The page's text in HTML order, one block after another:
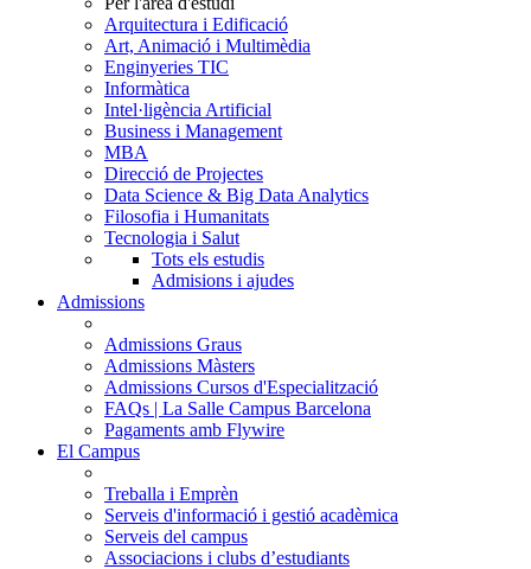
Arquitectura i Edificació
Art, Animació i Multimèdia
Enginyeries TIC
Informàtica
Intel·ligència Artificial
Business i Management
MBA
Direcció de Projectes
Data Science & Big Data Analytics
Filosofia i Humanitats
Tecnologia i Salut
Tots els estudis
Admisions i ajudes
Admissions
Admissions Graus
Admissions Màsters
Admissions Cursos d'Especialització
FAQs | La Salle Campus Barcelona
Pagaments amb Flywire
El Campus
Treballa i Emprèn
Serveis d'informació i gestió acadèmica
Serveis del campus
Associacions i clubs d’estudiants